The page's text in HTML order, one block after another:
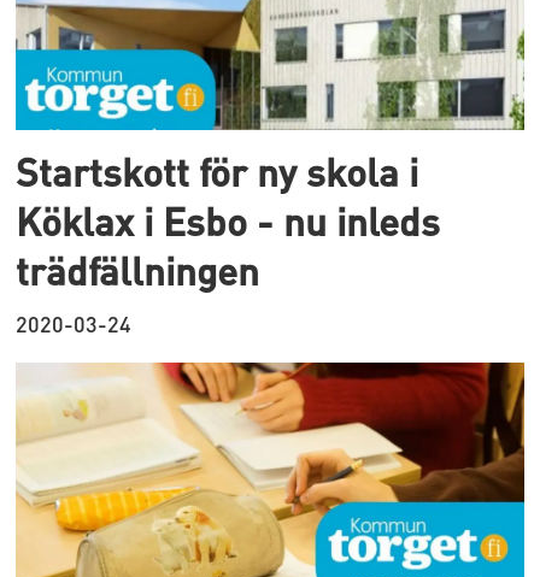
Startskott för ny skola i
Köklax i Esbo - nu inleds
trädfällningen
2020-03-24